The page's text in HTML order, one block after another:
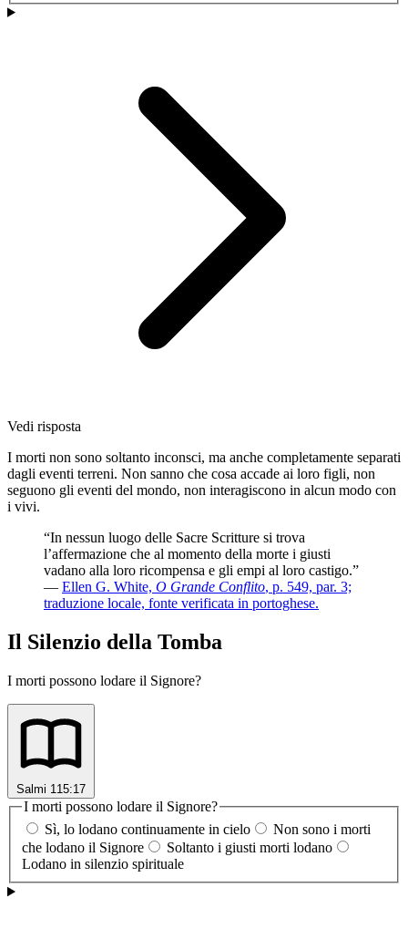
Vedi risposta
I morti non sono soltanto inconsci, ma anche completamente separati
dagli eventi terreni. Non sanno che cosa accade ai loro figli, non
seguono gli eventi del mondo, non interagiscono in alcun modo con
i vivi.
“In nessun luogo delle Sacre Scritture si trova
l’affermazione che al momento della morte i giusti
vadano alla loro ricompensa e gli empi al loro castigo.”
— Ellen G. White, O Grande Conflito, p. 549, par. 3;
traduzione locale, fonte verificata in portoghese.
Il Silenzio della Tomba
I morti possono lodare il Signore?
Salmi 115:17
I morti possono lodare il Signore?
Sì, lo lodano continuamente in cielo
Non sono i morti
che lodano il Signore
Soltanto i giusti morti lodano
Lodano in silenzio spirituale